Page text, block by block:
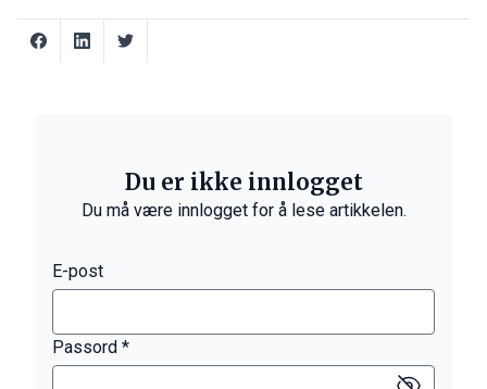
Du er ikke innlogget
Du må være innlogget for å lese artikkelen.
E-post
Passord *